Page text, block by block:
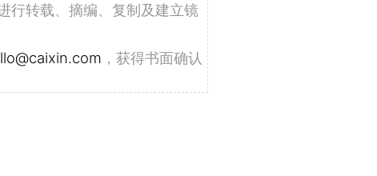
行转载、摘编、复制及建立镜
，获得书面确认